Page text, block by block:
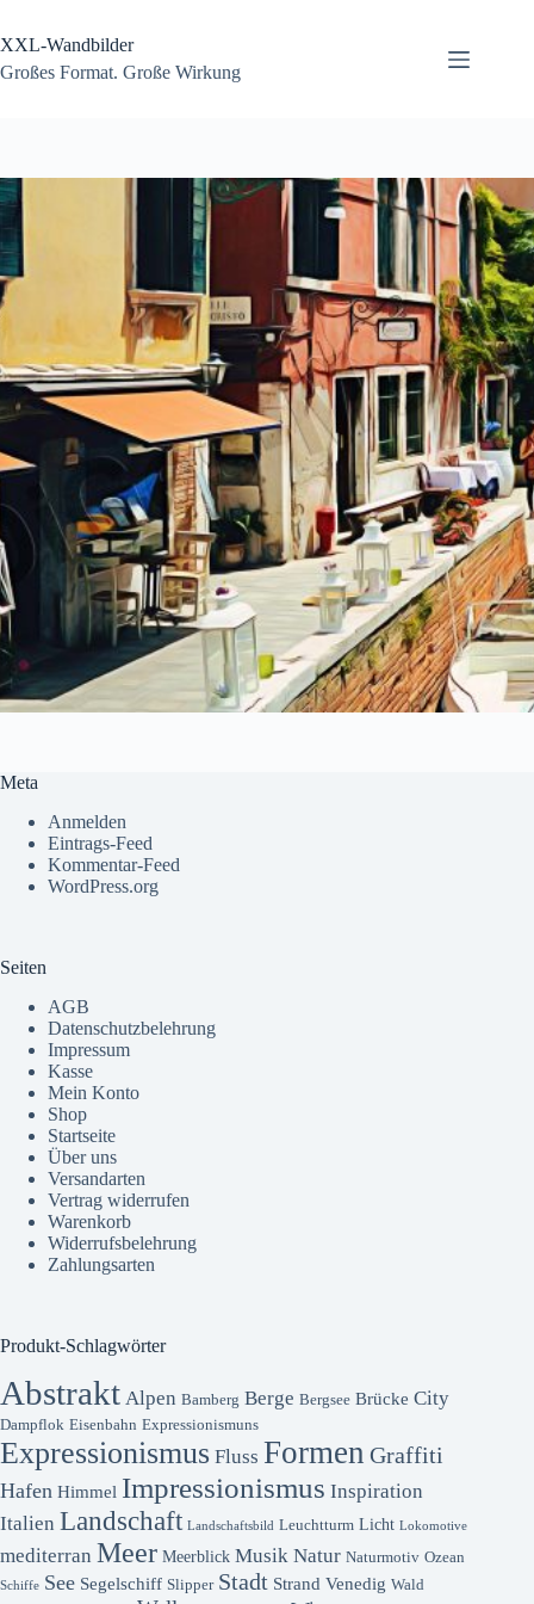
springen
XXL-Wandbilder
Großes Format. Große Wirkung
Meta
Anmelden
Eintrags-Feed
Kommentar-Feed
WordPress.org
Seiten
AGB
Datenschutzbelehrung
Impressum
Kasse
Mein Konto
Shop
Startseite
Über uns
Versandarten
Vertrag widerrufen
Warenkorb
Widerrufsbelehrung
Zahlungsarten
Produkt-Schlagwörter
Abstrakt Alpen Bamberg Berge Bergsee Brücke City
Dampflok Eisenbahn Expressionismuns
Expressionismus Fluss Formen Graffiti
Hafen Himmel Impressionismus Inspiration
Italien Landschaft Landschaftsbild Leuchtturm Licht Lokomotive
mediterran Meer Meerblick Musik Natur Naturmotiv Ozean
Schiffe See Segelschiff Slipper Stadt Strand Venedig Wald